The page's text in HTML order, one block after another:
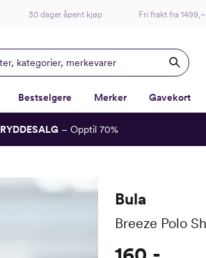
30 dager åpent kjøp Fri frakt fra 1499,–
Bestselgere Merker Gavekort
Bula
Breeze Polo
RYDDESALG – Opptil 70%
-
-
-
-